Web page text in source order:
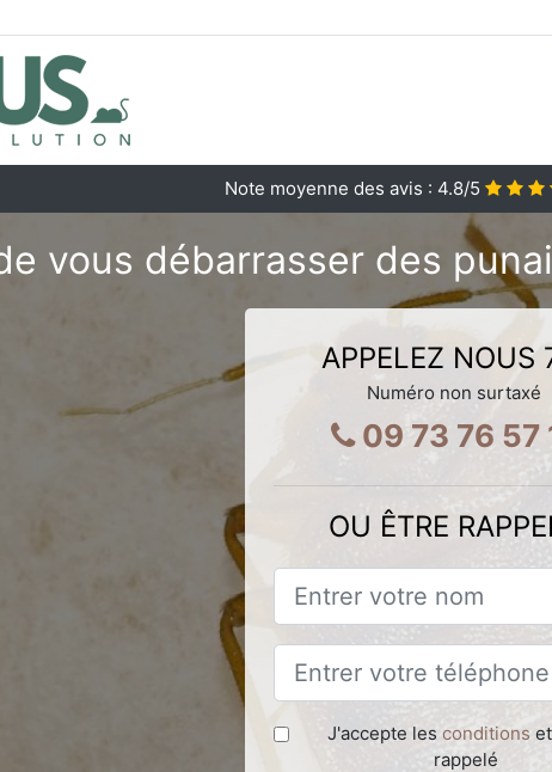
Note moyenne des avis : 4.8/5
vous débarrasser des
APPELEZ NOUS
Numéro non surtaxé
09 73 76 57
OU ÊTRE
J'accepte les conditions
rappelé